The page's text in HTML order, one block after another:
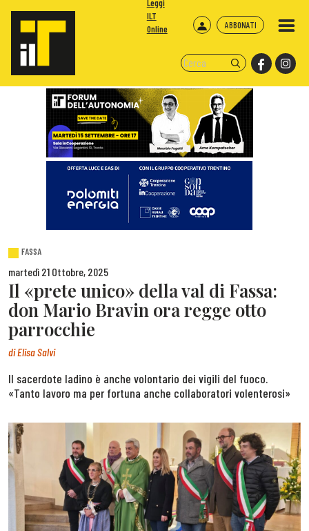
ABBONATI
Leggi
ILT
Online
FASSA
martedì 21 Ottobre, 2025
Il «prete unico» della val di Fassa:
don Mario Bravin ora regge otto
parrocchie
diElisa Salvi
Il sacerdote ladino è anche volontario dei vigili del fuoco.
«Tanto lavoro ma per fortuna anche collaboratori volenterosi»